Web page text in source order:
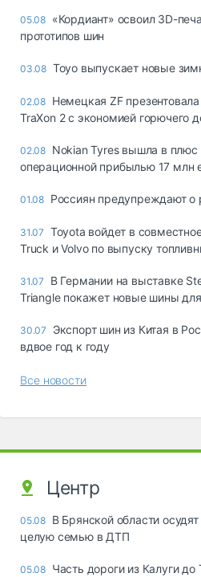
05.08 «Кордиант» освоил 3D-
прототипов шин
03.08 Toyo выпускает новые
02.08 Немецкая ZF
TraXon 2 с экономией горючего
02.08 Nokian Tyres вышла в плюс
операционной прибылью 17 млн
01.08 Россиян предупреждают о
31.07 Toyota войдет в
Truck и Volvo по выпуску
31.07
В Германии на выставке
Triangle покажет новые шины
30.07
Экспорт шин из Китая в
вдвое год к году
Все новости
Центр
05.08 В Брянской области
целую семью в ДТП
05.08 Часть дороги из Калуги